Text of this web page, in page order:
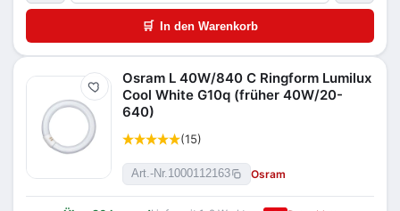
🛒 In den Warenkorb
Merken
Osram L 40W/840 C Ringform Lumilux
Cool White G10q (früher 40W/20-
640)
(15)
Art.-Nr.1000112163 Osram